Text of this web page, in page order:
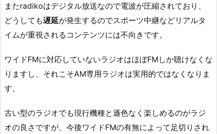
またradikoはデジタル放送なので電波が圧縮されており、
どうしても遅延が発生するのでスポーツ中継などリアルタ
イムが重視されるコンテンツには不向きです。
ワイドFMに対応していないラジオはほぼFMしか聴けなくな
りますし、それこそAM専用ラジオは実用的ではなくなりま
す。
古い型のラジオでも現行機種と遜色なく楽しめるのがラジ
オの良さですが、今後ワイドFMの有無によって足切りされ